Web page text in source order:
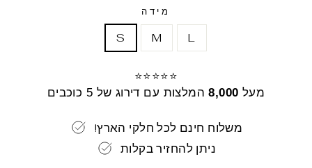
מידה
S M L
⭐⭐⭐⭐⭐
מעל 8,000המלצות עם דירוג של 5 כוכבים
!משלוח חינם לכל חלקי הארץ
ניתן להחזיר בקלות